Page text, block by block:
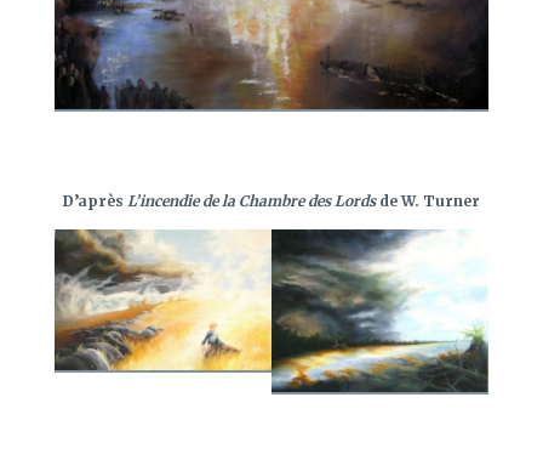
D’après L’incendie de la Chambre des Lordsde W. Turner